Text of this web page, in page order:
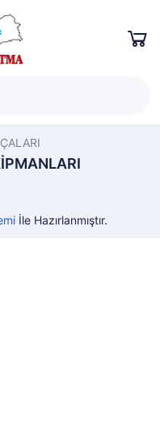
İle Hazırlanmıştır.